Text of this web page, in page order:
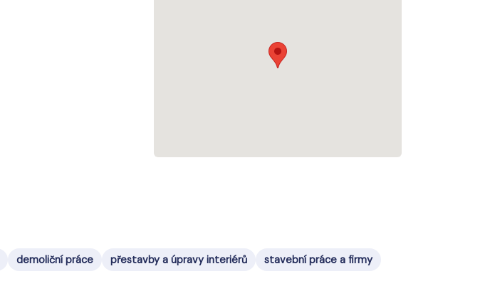
demoliční práce přestavby a úpravy interiérů
stavební práce a firmy